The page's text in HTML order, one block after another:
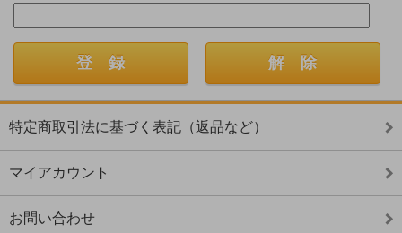
特定商取引法に基づく表記（返品など）
マイアカウント
お問い合わせ